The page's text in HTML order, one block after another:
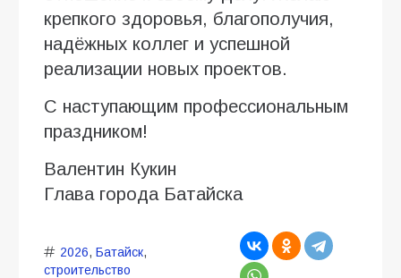
крепкого здоровья, благополучия,
надёжных коллег и успешной
реализации новых проектов.
С наступающим профессиональным
праздником!
Валентин Кукин
Глава города Батайска
2026, Батайск,
строительство